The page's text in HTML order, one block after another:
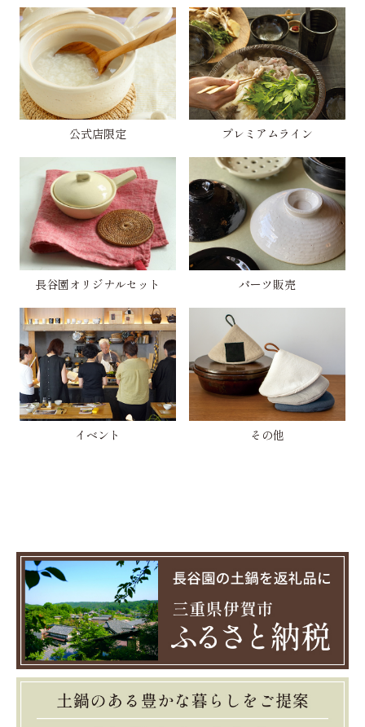
公式店限定 プレミアムライン
長谷園オリジナルセット パーツ販売
イベント その他